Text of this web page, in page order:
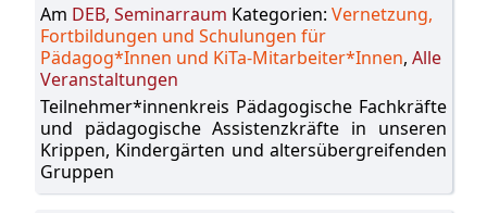
Am DEB, Seminarraum Kategorien: Vernetzung,
Fortbildungen und Schulungen für
Pädagog*Innen und KiTa-Mitarbeiter*Innen, Alle
Veranstaltungen
Teilnehmer*innenkreis Pädagogische Fachkräfte
und pädagogische Assistenzkräfte in unseren
Krippen, Kindergärten und altersübergreifenden
Gruppen